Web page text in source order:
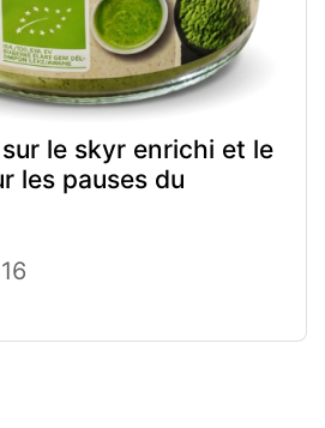
le skyr enrichi et le
les pauses du